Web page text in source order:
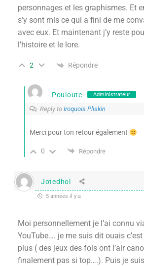
personnages et les graphismes. Et
s’y sont mis ce qui a fini de me
avec eux. Et maintenant j’y reste
l’histoire et le lore.
2 Répondre
Pouloute Administrateur
Reply to Iroquois Pliskin
Merci pour ton retour également
0 Répondre
Jotedhol
5 années il y a
Moi personnellement je l’ai connu
YouTube…. je me suis dit ouais
plus ( des jeux des fois ont l’air
finalement pas si top….). Puis je